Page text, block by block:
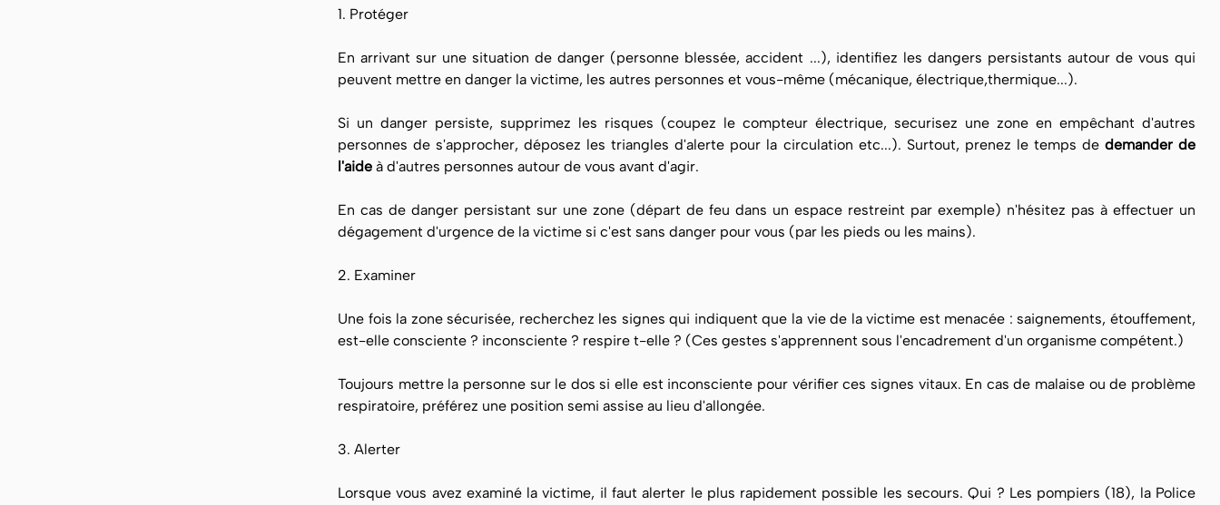
1. Protéger
En arrivant sur une situation de danger (personne blessée, accident ...), identifiez les dangers persistants autour de vous qui
peuvent mettre en danger la victime, les autres personnes et vous-même (mécanique, électrique,thermique...).
Si un danger persiste, supprimez les risques (coupez le compteur électrique, securisez une zone en empêchant d'autres
personnes de s'approcher, déposez les triangles d'alerte pour la circulation etc...). Surtout, prenez le temps de demander de
l'aide à d'autres personnes autour de vous avant d'agir.
En cas de danger persistant sur une zone (départ de feu dans un espace restreint par exemple) n'hésitez pas à effectuer un
dégagement d'urgence de la victime si c'est sans danger pour vous (par les pieds ou les mains).
2. Examiner
Une fois la zone sécurisée, recherchez les signes qui indiquent que la vie de la victime est menacée : saignements, étouffement,
est-elle consciente ? inconsciente ? respire t-elle ? (Ces gestes s'apprennent sous l'encadrement d'un organisme compétent.)
Toujours mettre la personne sur le dos si elle est inconsciente pour vérifier ces signes vitaux. En cas de malaise ou de problème
respiratoire, préférez une position semi assise au lieu d'allongée.
3. Alerter
Lorsque vous avez examiné la victime, il faut alerter le plus rapidement possible les secours. Qui ? Les pompiers (18), la Police